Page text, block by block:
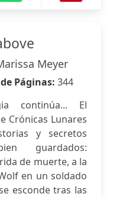
Meyer
Páginas: 344
continúa... El
Crónicas Lunares
y secretos
guardados:
de muerte, a la
en un soldado
esconde tras las